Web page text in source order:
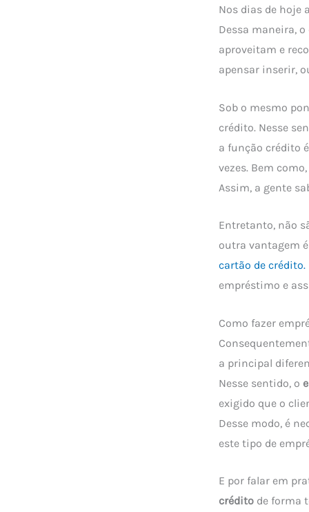
Nos dias de hoje
Dessa maneira,
aproveitam e
apensar inserir,
Sob o mesmo
crédito. Nesse
a função crédito
vezes. Bem
Assim, a gente
Entretanto, não
outra vantagem
cartão de crédito.
empréstimo e
Como fazer
a principal
Nesse sentido, o
exigido que o
Desse modo, é
este tipo de
E por falar em
crédito de forma